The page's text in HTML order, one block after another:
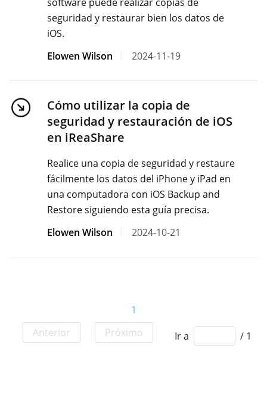
seguridad y restaurar bien los datos de
iOS.
Elowen Wilson
2024-11-19
Cómo utilizar la copia de
seguridad y restauración de iOS
en iReaShare
Realice una copia de seguridad y restaure
fácilmente los datos del iPhone y iPad en
una computadora con iOS Backup and
Restore siguiendo esta guía precisa.
Elowen Wilson
2024-10-21
Anterior
1
Próximo
Ir a / 1